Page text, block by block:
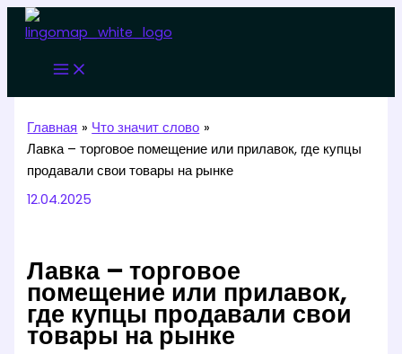
Перейти
содержимому
Главная
Что значит слово
Лавка – торговое помещение или прилавок, где купцы
продавали свои товары на рынке
12.04.2025
Лавка – торговое
помещение или прилавок,
где купцы продавали свои
товары на рынке